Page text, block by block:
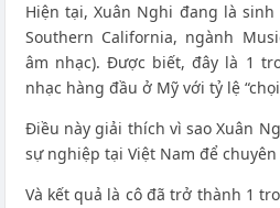
Hiện tại, Xuân Nghi đang là
Southern California, ngành
âm nhạc). Được biết, đây là 1
nhạc hàng đầu ở Mỹ với tỷ lệ
Điều này giải thích vì sao Xuân
sự nghiệp tại Việt Nam để chuyên
Và kết quả là cô đã trở thành 1